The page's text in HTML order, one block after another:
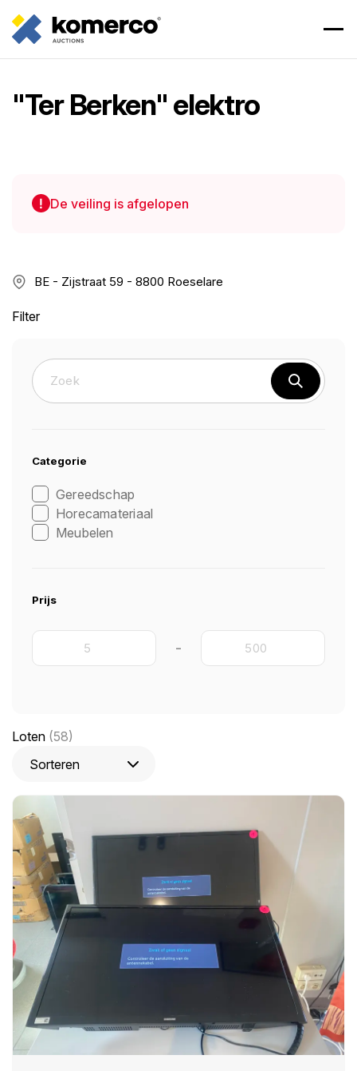
"Ter Berken" elektro
De veiling is afgelopen
BE - Zijstraat 59 - 8800 Roeselare
Filter
Categorie
Gereedschap
Horecamateriaal
Meubelen
Prijs
-
Loten (58)